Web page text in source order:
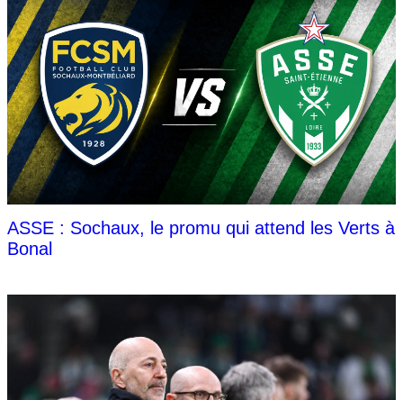
ASSE : Sochaux, le promu qui attend les Verts à
Bonal